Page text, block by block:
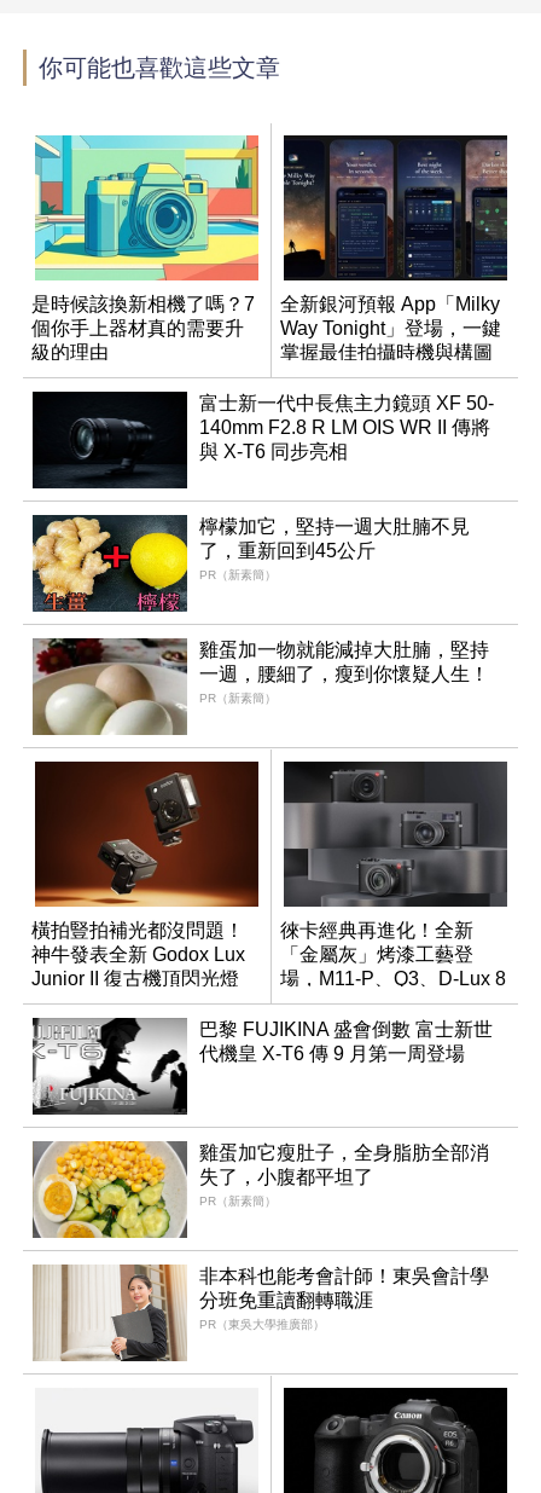
你可能也喜歡這些文章
是時候該換新相機了嗎？7
個你手上器材真的需要升
級的理由
全新銀河預報 App「Milky
Way Tonight」登場，一鍵
掌握最佳拍攝時機與構圖
富士新一代中長焦主力鏡頭 XF 50-
140mm F2.8 R LM OIS WR II 傳將
與 X-T6 同步亮相
檸檬加它，堅持一週大肚腩不見
了，重新回到45公斤
PR（新素簡）
雞蛋加一物就能減掉大肚腩，堅持
一週，腰細了，瘦到你懷疑人生！
PR（新素簡）
橫拍豎拍補光都沒問題！
神牛發表全新 Godox Lux
Junior II 復古機頂閃光燈
徠卡經典再進化！全新
「金屬灰」烤漆工藝登
場，M11-P、Q3、D-Lux 8
領銜換裝
巴黎 FUJIKINA 盛會倒數 富士新世
代機皇 X-T6 傳 9 月第一周登場
雞蛋加它瘦肚子，全身脂肪全部消
失了，小腹都平坦了
PR（新素簡）
非本科也能考會計師！東吳會計學
分班免重讀翻轉職涯
PR（東吳大學推廣部）